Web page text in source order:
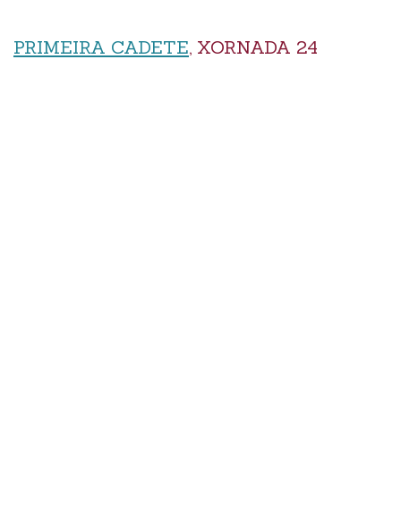
PRIMEIRA CADETE, XORNADA 24